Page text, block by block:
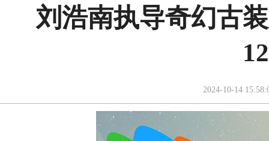
刘浩南执导奇幻古
2024-10-14